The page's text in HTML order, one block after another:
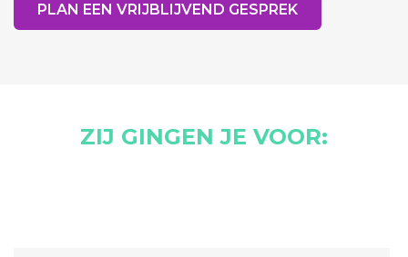
PLAN EEN VRIJBLIJVEND GESPREK
ZIJ GINGEN JE VOOR: